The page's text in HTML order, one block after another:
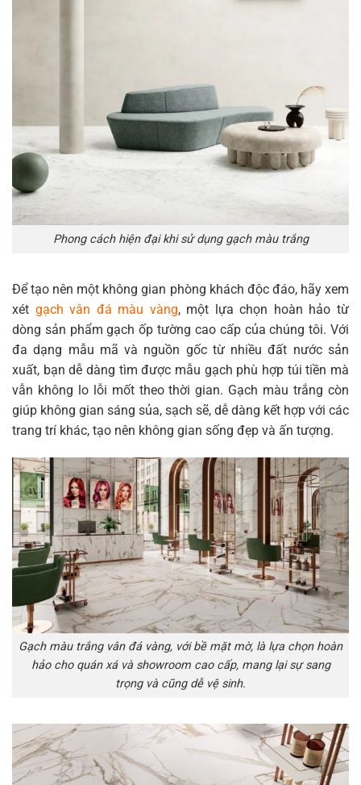
Phong cách hiện đại khi sử dụng gạch màu trắng
Để tạo nên một không gian phòng khách độc đáo, hãy xem
xét gạch vân đá màu vàng, một lựa chọn hoàn hảo từ
dòng sản phẩm gạch ốp tường cao cấp của chúng tôi. Với
đa dạng mẫu mã và nguồn gốc từ nhiều đất nước sản
xuất, bạn dễ dàng tìm được mẫu gạch phù hợp túi tiền mà
vẫn không lo lỗi mốt theo thời gian. Gạch màu trắng còn
giúp không gian sáng sủa, sạch sẽ, dễ dàng kết hợp với các
trang trí khác, tạo nên không gian sống đẹp và ấn tượng.
Gạch màu trắng vân đá vàng, với bề mặt mờ, là lựa chọn hoàn
hảo cho quán xá và showroom cao cấp, mang lại sự sang
trọng và cũng dễ vệ sinh.